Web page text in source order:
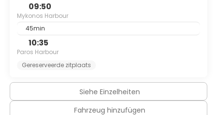
09:50
Mykonos Harbour
45min
10:35
Paros Harbour
Gereserveerde zitplaats
Siehe Einzelheiten
Fahrzeug hinzufügen